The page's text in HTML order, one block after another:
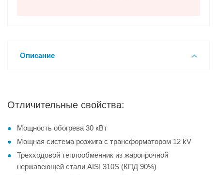
Описание
Отличительные свойства:
Мощность обогрева 30 кВт
Мощная система розжига с трансформатором 12 kV
Трехходовой теплообменник из жаропрочной
нержавеющей стали AISI 310S (КПД 90%)